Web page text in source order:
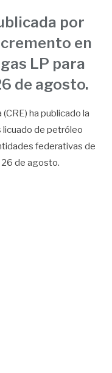
por
en
LP para
de agosto.
ha publicado la
de petróleo
federativas de
26 de agosto.